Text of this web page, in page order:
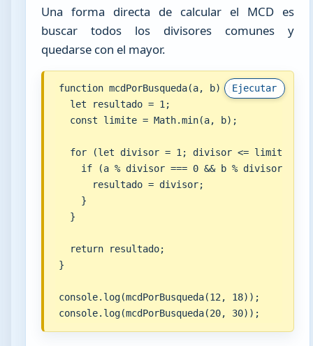
Una forma directa de calcular el MCD es
buscar todos los divisores comunes y
quedarse con el mayor.
Ejecutar
function mcdPorBusqueda(a, b) {
  let resultado = 1;
  const limite = Math.min(a, b);
for (let divisor = 1; divisor <= limite;
if (a % divisor === 0 && b % divisor ===
      resultado = divisor;
    }
  }
  return resultado;
}
console.log(mcdPorBusqueda(12, 18));
console.log(mcdPorBusqueda(20, 30));